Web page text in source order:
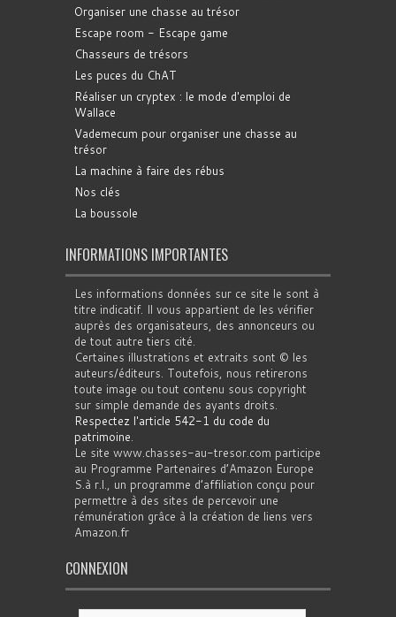
Organiser une chasse au trésor
Escape room - Escape game
Chasseurs de trésors
Les puces du ChAT
Réaliser un cryptex : le mode d'emploi de
Wallace
Vademecum pour organiser une chasse au
trésor
La machine à faire des rébus
Nos clés
La boussole
INFORMATIONS IMPORTANTES
Les informations données sur ce site le sont à
titre indicatif. Il vous appartient de les vérifier
auprès des organisateurs, des annonceurs ou
de tout autre tiers cité.
Certaines illustrations et extraits sont © les
auteurs/éditeurs. Toutefois, nous retirerons
toute image ou tout contenu sous copyright
sur simple demande des ayants droits.
Respectez l'article 542-1 du code du
patrimoine.
Le site www.chasses-au-tresor.com participe
au Programme Partenaires d’Amazon Europe
S.à r.l., un programme d’affiliation conçu pour
permettre à des sites de percevoir une
rémunération grâce à la création de liens vers
Amazon.fr
CONNEXION